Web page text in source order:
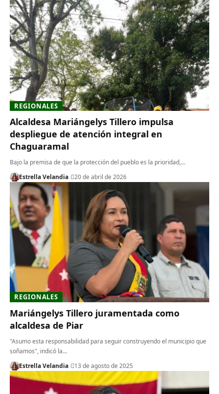
REGIONALES
Alcaldesa Mariángelys Tillero impulsa
despliegue de atención integral en
Chaguaramal
Bajo la premisa de que la protección del pueblo es la prioridad,…
Estrella Velandia
20 de abril de 2026
REGIONALES
Mariángelys Tillero juramentada como
alcaldesa de Piar
"Asumo esta responsabilidad para seguir construyendo el municipio que
soñamos", indicó la…
Estrella Velandia
13 de agosto de 2025